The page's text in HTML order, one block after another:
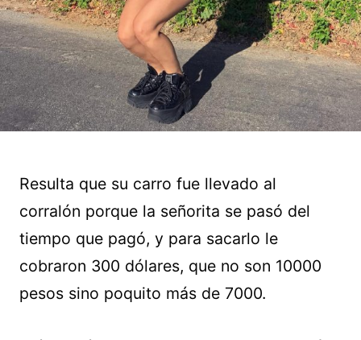
Resulta que su carro fue llevado al
corralón porque la señorita se pasó del
tiempo que pagó, y para sacarlo le
cobraron 300 dólares, que no son 10000
pesos sino poquito más de 7000.